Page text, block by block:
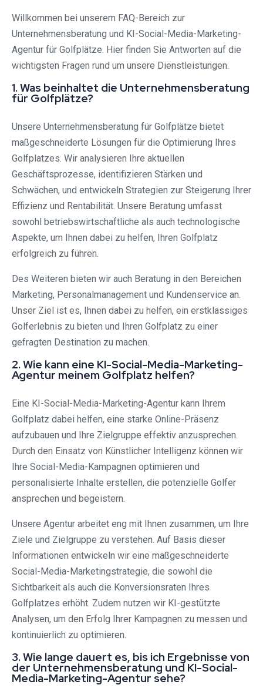
Willkommen bei unserem FAQ-Bereich zur
Unternehmensberatung und KI-Social-Media-Marketing-
Agentur für Golfplätze. Hier finden Sie Antworten auf die
wichtigsten Fragen rund um unsere Dienstleistungen.
1. Was beinhaltet die Unternehmensberatung
für Golfplätze?
Unsere Unternehmensberatung für Golfplätze bietet
maßgeschneiderte Lösungen für die Optimierung Ihres
Golfplatzes. Wir analysieren Ihre aktuellen
Geschäftsprozesse, identifizieren Stärken und
Schwächen, und entwickeln Strategien zur Steigerung Ihrer
Effizienz und Rentabilität. Unsere Beratung umfasst
sowohl betriebswirtschaftliche als auch technologische
Aspekte, um Ihnen dabei zu helfen, Ihren Golfplatz
erfolgreich zu führen.
Des Weiteren bieten wir auch Beratung in den Bereichen
Marketing, Personalmanagement und Kundenservice an.
Unser Ziel ist es, Ihnen dabei zu helfen, ein erstklassiges
Golferlebnis zu bieten und Ihren Golfplatz zu einer
gefragten Destination zu machen.
2. Wie kann eine KI-Social-Media-Marketing-
Agentur meinem Golfplatz helfen?
Eine KI-Social-Media-Marketing-Agentur kann Ihrem
Golfplatz dabei helfen, eine starke Online-Präsenz
aufzubauen und Ihre Zielgruppe effektiv anzusprechen.
Durch den Einsatz von Künstlicher Intelligenz können wir
Ihre Social-Media-Kampagnen optimieren und
personalisierte Inhalte erstellen, die potenzielle Golfer
ansprechen und begeistern.
Unsere Agentur arbeitet eng mit Ihnen zusammen, um Ihre
Ziele und Zielgruppe zu verstehen. Auf Basis dieser
Informationen entwickeln wir eine maßgeschneiderte
Social-Media-Marketingstrategie, die sowohl die
Sichtbarkeit als auch die Konversionsraten Ihres
Golfplatzes erhöht. Zudem nutzen wir KI-gestützte
Analysen, um den Erfolg Ihrer Kampagnen zu messen und
kontinuierlich zu optimieren.
3. Wie lange dauert es, bis ich Ergebnisse von
der Unternehmensberatung und KI-Social-
Media-Marketing-Agentur sehe?